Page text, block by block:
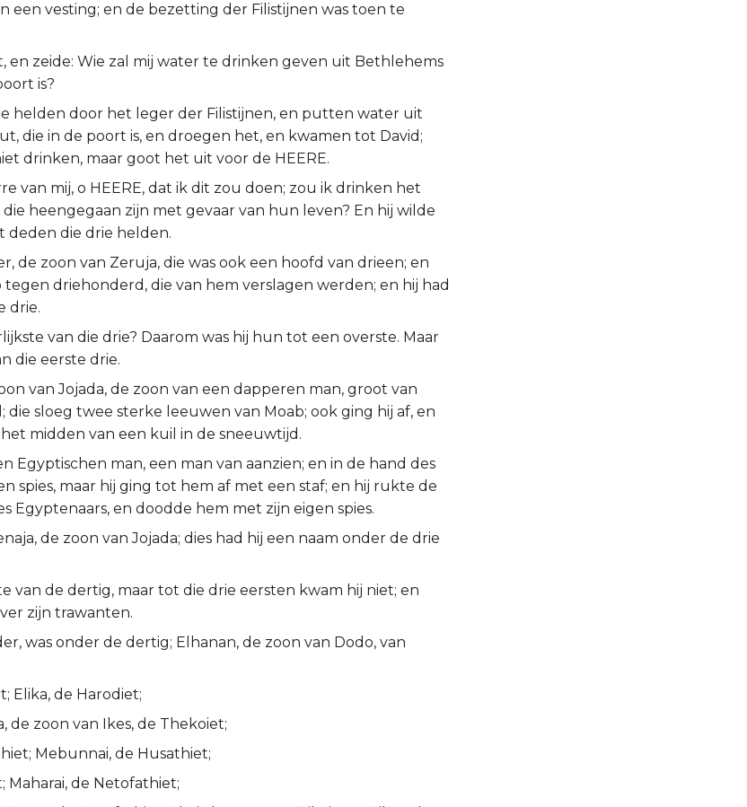
een vesting; en de bezetting der Filistijnen was toen te
en zeide: Wie zal mij water te drinken geven uit Bethlehems
is?
helden door het leger der Filistijnen, en putten water uit
die in de poort is, en droegen het, en kwamen tot David;
drinken, maar goot het uit voor de HEERE.
van mij, o HEERE, dat ik dit zou doen; zou ik drinken het
heengegaan zijn met gevaar van hun leven? En hij wilde
deden die drie helden.
de zoon van Zeruja, die was ook een hoofd van drieen; en
tegen driehonderd, die van hem verslagen werden; en hij had
drie.
van die drie? Daarom was hij hun tot een overste. Maar
die eerste drie.
van Jojada, de zoon van een dapperen man, groot van
die sloeg twee sterke leeuwen van Moab; ook ging hij af, en
midden van een kuil in de sneeuwtijd.
Egyptischen man, een man van aanzien; en in de hand des
spies, maar hij ging tot hem af met een staf; en hij rukte de
Egyptenaars, en doodde hem met zijn eigen spies.
de zoon van Jojada; dies had hij een naam onder de drie
van de dertig, maar tot die drie eersten kwam hij niet; en
zijn trawanten.
was onder de dertig; Elhanan, de zoon van Dodo, van
Elika, de Harodiet;
de zoon van Ikes, de Thekoiet;
Mebunnai, de Husathiet;
Maharai, de Netofathiet;